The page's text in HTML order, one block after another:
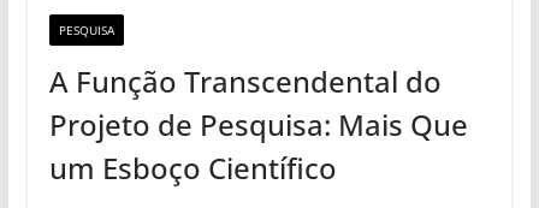
PESQUISA
A Função Transcendental do
Projeto de Pesquisa: Mais Que
um Esboço Científico